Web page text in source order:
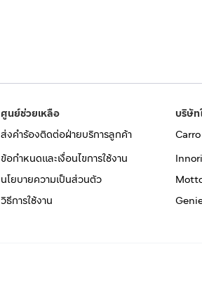
ศูนย์ช่วยเหลือ
ส่งคำร้องติดต่อฝ่ายบริการลูกค้า
ข้อกำหนดและเงื่อนไขการใช้งาน
นโยบายความเป็นส่วนตัว
วิธีการใช้งาน
บริษัท